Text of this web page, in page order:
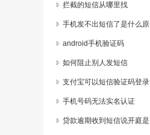
拦截的短信从哪里找
手机发不出短信了是什么原
因呢
android手机验证码
如何阻止别人发短信
支付宝可以短信验证码登录
吗
手机号码无法实名认证
贷款逾期收到短信说开庭是